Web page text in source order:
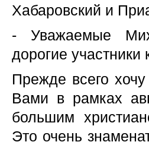
Хабаровский и
- Уважаемые
дорогие
Прежде всего
Вами в рамках
большим
Это очень